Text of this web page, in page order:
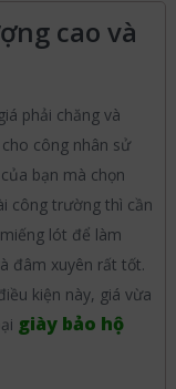
cao và
phải chăng và
công nhân sử
bạn mà chọn
công trường thì cần
lót để làm
đâm xuyên rất tốt.
kiện này, giá vừa
giày bảo hộ